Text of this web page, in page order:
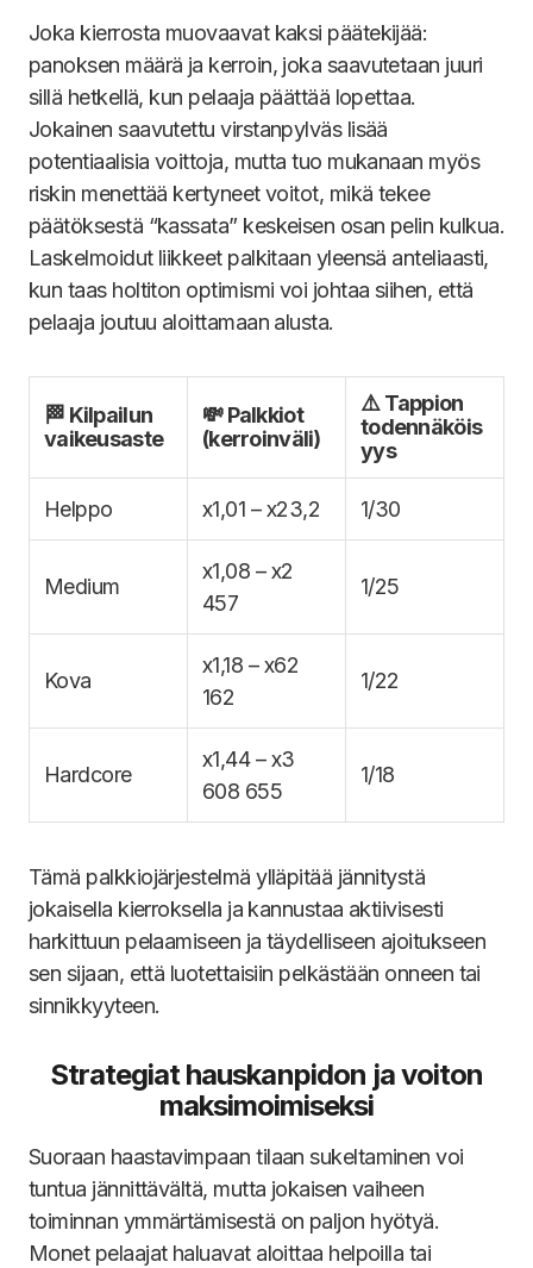
Joka kierrosta muovaavat kaksi päätekijää:
panoksen määrä ja kerroin, joka saavutetaan juuri
sillä hetkellä, kun pelaaja päättää lopettaa.
Jokainen saavutettu virstanpylväs lisää
potentiaalisia voittoja, mutta tuo mukanaan myös
riskin menettää kertyneet voitot, mikä tekee
päätöksestä “kassata” keskeisen osan pelin kulkua.
Laskelmoidut liikkeet palkitaan yleensä anteliaasti,
kun taas holtiton optimismi voi johtaa siihen, että
pelaaja joutuu aloittamaan alusta.
🏁 Kilpailun
vaikeusaste
💸 Palkkiot
(kerroinväli)
⚠️ Tappion
todennäköis
yys
Helppo x1,01 – x23,2 1/30
Medium
x1,08 – x2
457
1/25
Kova
x1,18 – x62
162
1/22
Hardcore
x1,44 – x3
608 655
1/18
Tämä palkkiojärjestelmä ylläpitää jännitystä
jokaisella kierroksella ja kannustaa aktiivisesti
harkittuun pelaamiseen ja täydelliseen ajoitukseen
sen sijaan, että luotettaisiin pelkästään onneen tai
sinnikkyyteen.
Strategiat hauskanpidon ja voiton
maksimoimiseksi
Suoraan haastavimpaan tilaan sukeltaminen voi
tuntua jännittävältä, mutta jokaisen vaiheen
toiminnan ymmärtämisestä on paljon hyötyä.
Monet pelaajat haluavat aloittaa helpoilla tai